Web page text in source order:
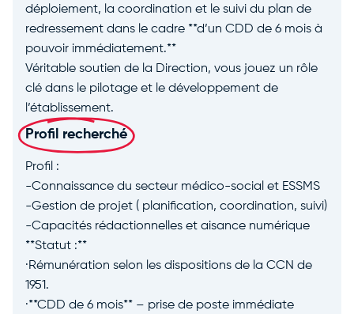
déploiement, la coordination et le suivi du plan de
redressement dans le cadre **d’un CDD de 6 mois à
pouvoir immédiatement.**
Véritable soutien de la Direction, vous jouez un rôle
clé dans le pilotage et le développement de
l’établissement.
Profil recherché
Profil :
-Connaissance du secteur médico-social et ESSMS
-Gestion de projet ( planification, coordination, suivi)
-Capacités rédactionnelles et aisance numérique
**Statut :**
·Rémunération selon les dispositions de la CCN de
1951.
·**CDD de 6 mois** – prise de poste immédiate